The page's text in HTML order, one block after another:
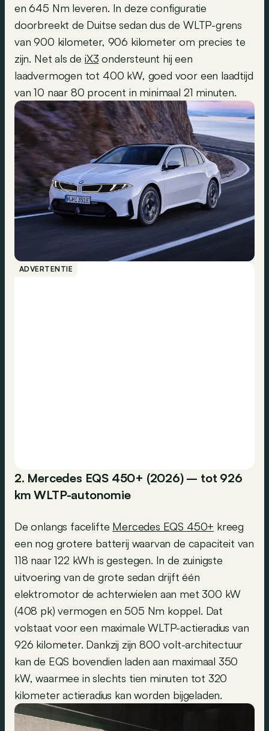
en 645 Nm leveren. In deze configuratie
doorbreekt de Duitse sedan dus de WLTP-grens
van 900 kilometer, 906 kilometer om precies te
zijn. Net als de iX3 ondersteunt hij een
laadvermogen tot 400 kW, goed voor een laadtijd
van 10 naar 80 procent in minimaal 21 minuten.
ADVERTENTIE
2. Mercedes EQS 450+ (2026) – tot 926
km WLTP-autonomie
De onlangs facelifte Mercedes EQS 450+ kreeg
een nog grotere batterij waarvan de capaciteit van
118 naar 122 kWh is gestegen. In de zuinigste
uitvoering van de grote sedan drijft één
elektromotor de achterwielen aan met 300 kW
(408 pk) vermogen en 505 Nm koppel. Dat
volstaat voor een maximale WLTP-actieradius van
926 kilometer. Dankzij zijn 800 volt-architectuur
kan de EQS bovendien laden aan maximaal 350
kW, waarmee in slechts tien minuten tot 320
kilometer actieradius kan worden bijgeladen.